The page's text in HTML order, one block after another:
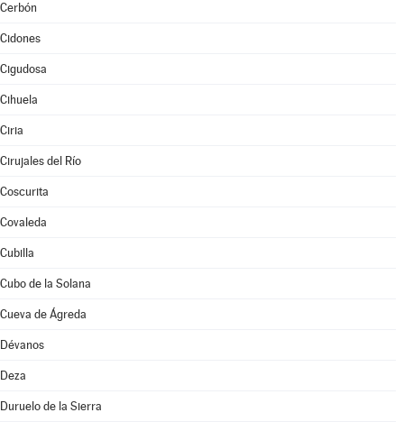
Cerbón
Cidones
Cigudosa
Cihuela
Ciria
Cirujales del Río
Coscurita
Covaleda
Cubilla
Cubo de la Solana
Cueva de Ágreda
Dévanos
Deza
Duruelo de la Sierra